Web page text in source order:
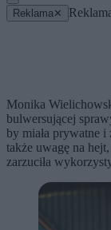
Reklama ✕
Monika
bulwersującej
by miała prywatne
także uwagę na
zarzuciła